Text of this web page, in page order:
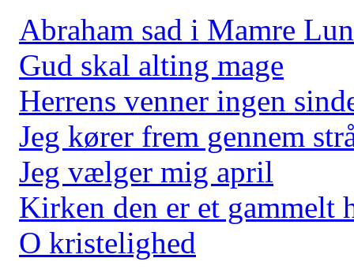
Abraham sad i Mamre
Gud skal alting mage
Herrens venner ingen
Jeg kører frem gennem
Jeg vælger mig april
Kirken den er et gammelt
O kristelighed